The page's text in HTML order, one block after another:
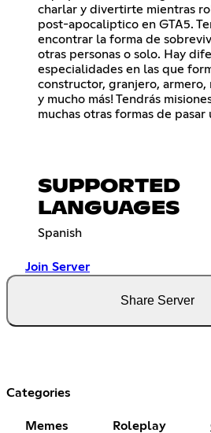
charlar y divertirte mientras
post-apocaliptico en GTA5.
encontrar la forma de
otras personas o solo. Hay
especialidades en las que
constructor, granjero, armero,
y mucho más! Tendrás
muchas otras formas de pasar
SUPPORTED
LANGUAGES
Spanish
Join Server
Share Server
Categories
Memes Roleplay